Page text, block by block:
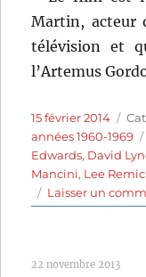
Martin, acteur
télévision et
l’Artemus
Publié
le
15 février 2014
années 1960-1969
Edwards, David
Mancini, Lee
Laisser un
22 novembre 2013